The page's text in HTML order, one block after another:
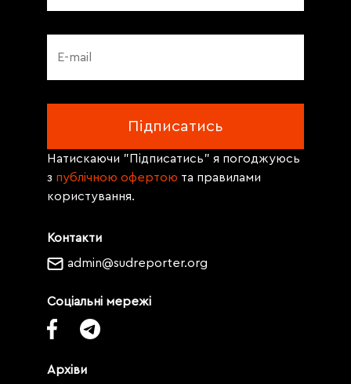
Контакти
admin@sudreporter.org
Соціальні мережі
Архіви
Натискаючи "Підписатись" я погоджуюсь
з публічною офертою та правилами
користування.